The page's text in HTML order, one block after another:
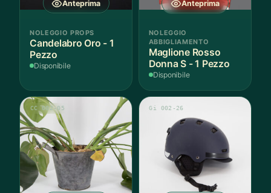
Anteprima
NOLEGGIO PROPS
Candelabro Oro - 1
Pezzo
Disponibile
Anteprima
NOLEGGIO
ABBIGLIAMENTO
Maglione Rosso
Donna S - 1 Pezzo
Disponibile
CC 002-05 Gi 002-26